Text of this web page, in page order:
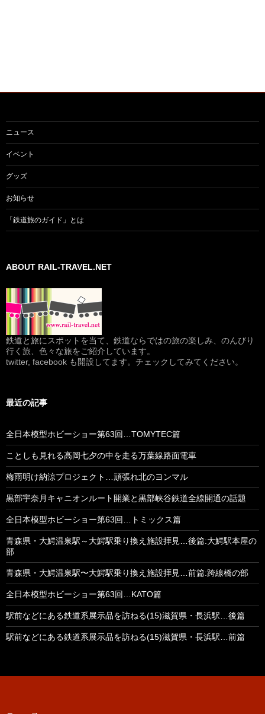
ニュース
イベント
グッズ
お知らせ
「鉄道旅のガイド」とは
ABOUT RAIL-TRAVEL.NET
鉄道と旅にスポットを当て、鉄道ならではの旅の楽しみ、のんびり
行く旅、色々な旅をご紹介しています。
twitter, facebook も開設してます。チェックしてみてください。
最近の記事
全日本模型ホビーショー第63回…TOMYTEC篇
ことしも見れる高岡七夕の中を走る万葉線路面電車
梅雨明け納涼プロジェクト…頑張れ北のヨンマル
黒部宇奈月キャニオンルート開業と黒部峡谷鉄道全線開通の話題
全日本模型ホビーショー第63回…トミックス篇
青森県・大鰐温泉駅～大鰐駅乗り換え施設拝見…後篇:大鰐駅本屋の
部
青森県・大鰐温泉駅〜大鰐駅乗り換え施設拝見…前篇:跨線橋の部
全日本模型ホビーショー第63回…KATO篇
駅前などにある鉄道系展示品を訪ねる(15)滋賀県・長浜駅…後篇
駅前などにある鉄道系展示品を訪ねる(15)滋賀県・長浜駅…前篇